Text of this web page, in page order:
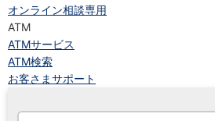
オンライン相談専用
ATM
ATMサービス
ATM検索
お客さまサポート